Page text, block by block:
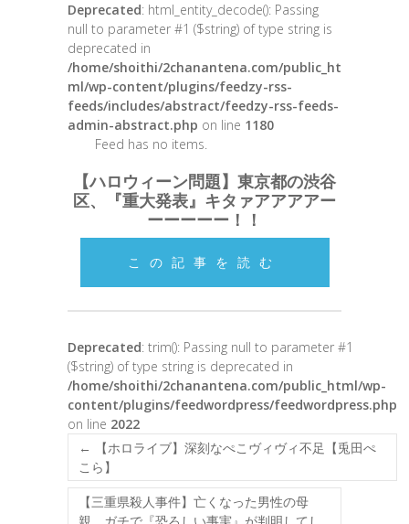
Deprecated: html_entity_decode(): Passing
null to parameter #1 ($string) of type string is
deprecated in
/home/shoithi/2chanantena.com/public_ht
ml/wp-content/plugins/feedzy-rss-
feeds/includes/abstract/feedzy-rss-feeds-
admin-abstract.php on line 1180
Feed has no items.
【ハロウィーン問題】東京都の渋谷
区、『重大発表』キタァアアアアー
ーーーーー！！
この記事を読む
Deprecated: trim(): Passing null to parameter #1
($string) of type string is deprecated in
/home/shoithi/2chanantena.com/public_html/wp-
content/plugins/feedwordpress/feedwordpress.php
on line 2022
←
【ホロライブ】深刻なぺこヴィヴィ不足【兎田ぺ
こら】
【三重県殺人事件】亡くなった男性の母